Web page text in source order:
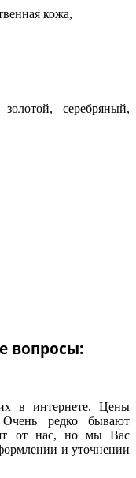
кожа,
серебряный,
вопросы:
в интернете. Цены
редко бывают
от нас, но мы Вас
и уточнении